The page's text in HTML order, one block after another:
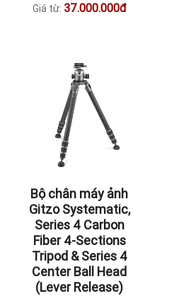
Giá từ: 37.000.000đ
Bộ chân máy ảnh
Gitzo Systematic,
Series 4 Carbon
Fiber 4-Sections
Tripod & Series 4
Center Ball Head
(Lever Release)